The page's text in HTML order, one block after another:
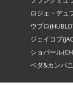
ロジェ・デュ
ウブロ
ジェイコブ
ショパール
ベダ&カンパ